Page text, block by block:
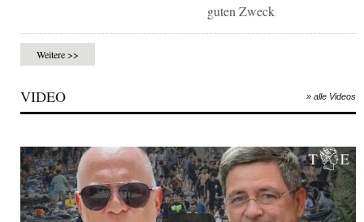
guten Zweck
Weitere >>
VIDEO » alle Videos